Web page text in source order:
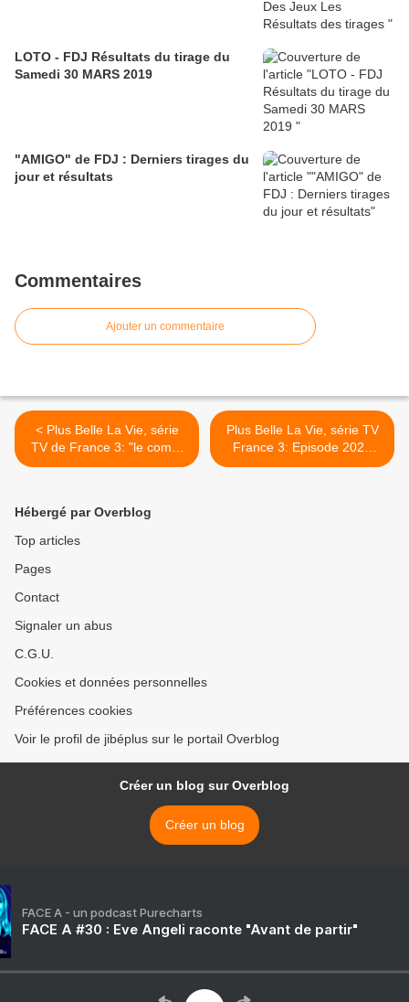
LOTO - FDJ Résultats du tirage du
Samedi 30 MARS 2019
"AMIGO" de FDJ : Derniers tirages du
jour et résultats
Commentaires
Ajouter un commentaire
< Plus Belle La Vie, série
TV de France 3: "le come-
back de Léo Castelli"
Plus Belle La Vie, série TV
France 3: Episode 2028
Mercredi 18 juillet 2012
Hébergé par Overblog
Top articles
Pages
Contact
Signaler un abus
C.G.U.
Cookies et données personnelles
Préférences cookies
Voir le profil de jibéplus sur le portail Overblog
Créer un blog sur Overblog
Créer un blog
FACE A - un podcast Purecharts
FACE A #30 : Eve Angeli raconte "Avant de partir"